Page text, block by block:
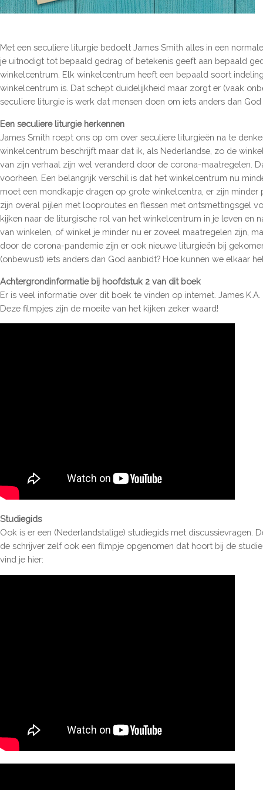
Met een seculiere liturgie bedoelt James Smith alles in een
je uitnodigt tot bepaald gedrag of betekenis geeft aan bepaald
winkelcentrum. Elk winkelcentrum heeft een bepaald soort
winkelcentrum is. Dat schept duidelijkheid maar zorgt er (vaak
seculiere liturgie is werk dat mensen doen om iets anders dan
Een seculiere liturgie herkennen
James Smith roept ons op om over seculiere liturgieën na te
winkelcentrum beschrijft maar dat ik, als Nederlandse, zo de
van zijn verhaal zijn wel veranderd door de corona-maatregelen.
voorheen. Een belangrijk verschil is dat het winkelcentrum nu
moet een mondkapje dragen op grote winkelcentra, er zijn
zijn overal pijlen met looproutes en flessen met ontsmettingsgel
kijken naar de liturgische rol van het winkelcentrum in je leven en
van winkelen, of winkel je minder nu er zoveel maatregelen zijn,
door de corona-pandemie zijn er ook nieuwe liturgieën bij
(onbewust) iets anders dan God aanbidt? Hoe kunnen we elkaar
Achtergrondinformatie bij hoofdstuk 2 van dit boek
Er is veel informatie over dit boek te vinden op internet. James
Deze filmpjes zijn de moeite van het kijken zeker waard!
Studiegids
Ook is er een (Nederlandstalige) studiegids met discussievragen.
de schrijver zelf ook een filmpje opgenomen dat hoort bij de
vind je hier: